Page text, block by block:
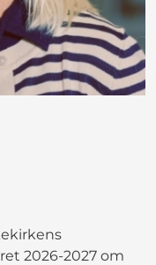
2026-2027 om